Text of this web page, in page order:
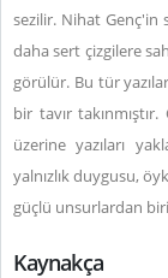
sezilir. Nihat Genç'in
daha sert çizgilere
görülür. Bu tür
bir tavır
üzerine yazıları
yalnızlık duygusu,
güçlü unsurlardan
Kaynakça